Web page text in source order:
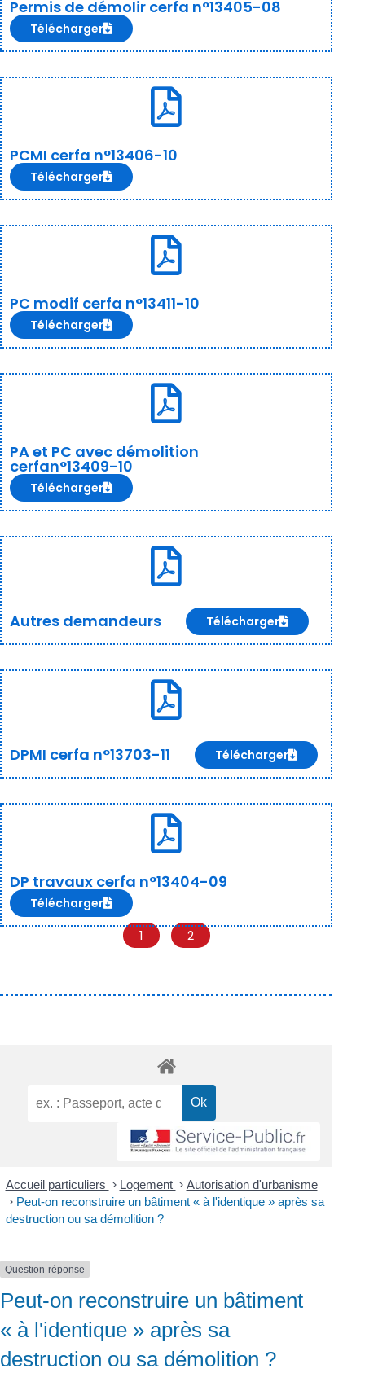
Permis de démolir cerfa n°13405-08
Télécharger
PCMI cerfa n°13406-10
Télécharger
PC modif cerfa n°13411-10
Télécharger
PA et PC avec démolition
cerfan°13409-10
Télécharger
Autres demandeurs Télécharger
DPMI cerfa n°13703-11 Télécharger
DP travaux cerfa n°13404-09
Télécharger
1 2
Accueil particuliers > Logement > Autorisation d'urbanisme
> Peut-on reconstruire un bâtiment « à l'identique » après sa
destruction ou sa démolition ?
Question-réponse
Peut-on reconstruire un bâtiment
« à l'identique » après sa
destruction ou sa démolition ?